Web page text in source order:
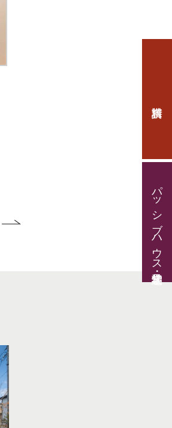
パッシブハウス見学・住宅相談